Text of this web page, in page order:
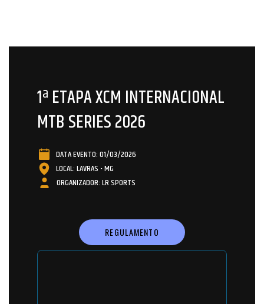
1ª ETAPA XCM INTERNACIONAL
MTB SERIES 2026
DATA EVENTO: 01/03/2026
LOCAL: LAVRAS - MG
ORGANIZADOR: LR SPORTS
REGULAMENTO